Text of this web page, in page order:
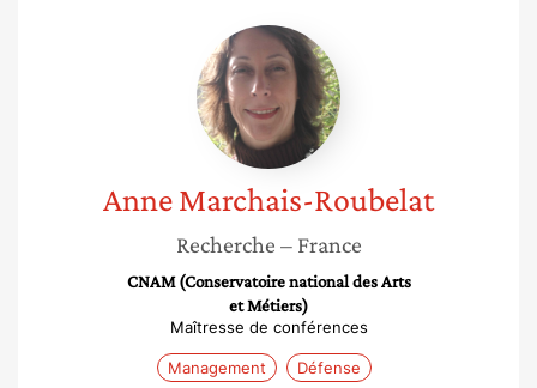
Anne
Marchais-
Roubelat
AnneMarchais-Roubelat
Recherche – France
CNAM (Conservatoire national des Arts
et Métiers)
Maîtresse de conférences
Management Défense